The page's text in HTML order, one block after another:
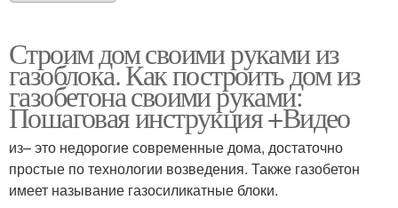
Строим дом своими руками из
газоблока. Как построить дом из
газобетона своими руками:
Пошаговая инструкция +Видео
из– это недорогие современные дома, достаточно
простые по технологии возведения. Также газобетон
имеет называние газосиликатные блоки.